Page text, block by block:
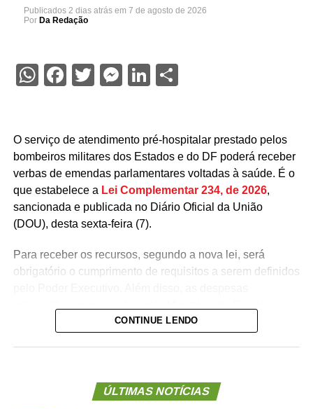
Publicados 2 dias atrás em 7 de agosto de 2026
Por Da Redação
WhatsApp
Facebook
Twitter
Messenger
LinkedIn
Share
O serviço de atendimento pré-hospitalar prestado pelos
bombeiros militares dos Estados e do DF poderá receber
verbas de emendas parlamentares voltadas à saúde. É o
que estabelece a Lei Complementar 234, de 2026,
sancionada e publicada no Diário Oficial da União
(DOU), desta sexta-feira (7).
Para receber os recursos, segundo a nova lei, será
obrigatório o cumprimento de requisitos a serem definidos
A lei proíbe o uso dessas emendas para pagamento de
não seja relativo ao atendimento pré-hospitalar.
CONTINUE LENDO
ÚLTIMAS NOTÍCIAS